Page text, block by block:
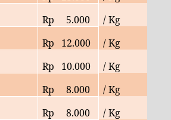
Rp 5.000
/ Kg
Rp 12.000
/ Kg
Rp 10.000
/ Kg
Rp 8.000
/ Kg
Rp 8.000
/ Kg